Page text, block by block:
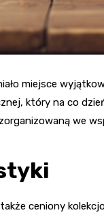
miejsce
który na co
we
ceniony